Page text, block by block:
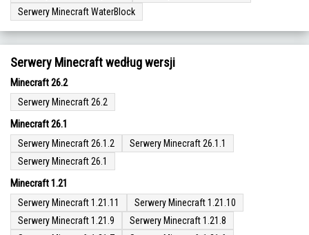
Serwery Minecraft WaterBlock
Serwery Minecraft według wersji
Minecraft 26.2
Serwery Minecraft 26.2
Minecraft 26.1
Serwery Minecraft 26.1.2
Serwery Minecraft 26.1.1
Serwery Minecraft 26.1
Minecraft 1.21
Serwery Minecraft 1.21.11
Serwery Minecraft 1.21.10
Serwery Minecraft 1.21.9
Serwery Minecraft 1.21.8